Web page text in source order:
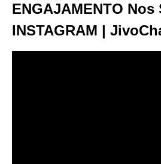
ENGAJAMENTO Nos
INSTAGRAM |